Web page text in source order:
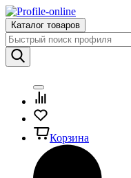
Каталог товаров
Корзина